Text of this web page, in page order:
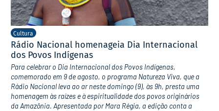
Cultura
Rádio Nacional homenageia Dia Internacional
dos Povos Indígenas
Para celebrar o Dia Internacional dos Povos Indígenas,
comemorado em 9 de agosto, o programa Natureza Viva, que a
Rádio Nacional leva ao ar neste domingo (9), às 9h, presta uma
homenagem às raízes e à espiritualidade dos povos originários
da Amazônia. Apresentada por Mara Régia, a edição conta a